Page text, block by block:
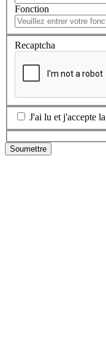
Fonction
Recaptcha
J'ai lu et j'accepte la